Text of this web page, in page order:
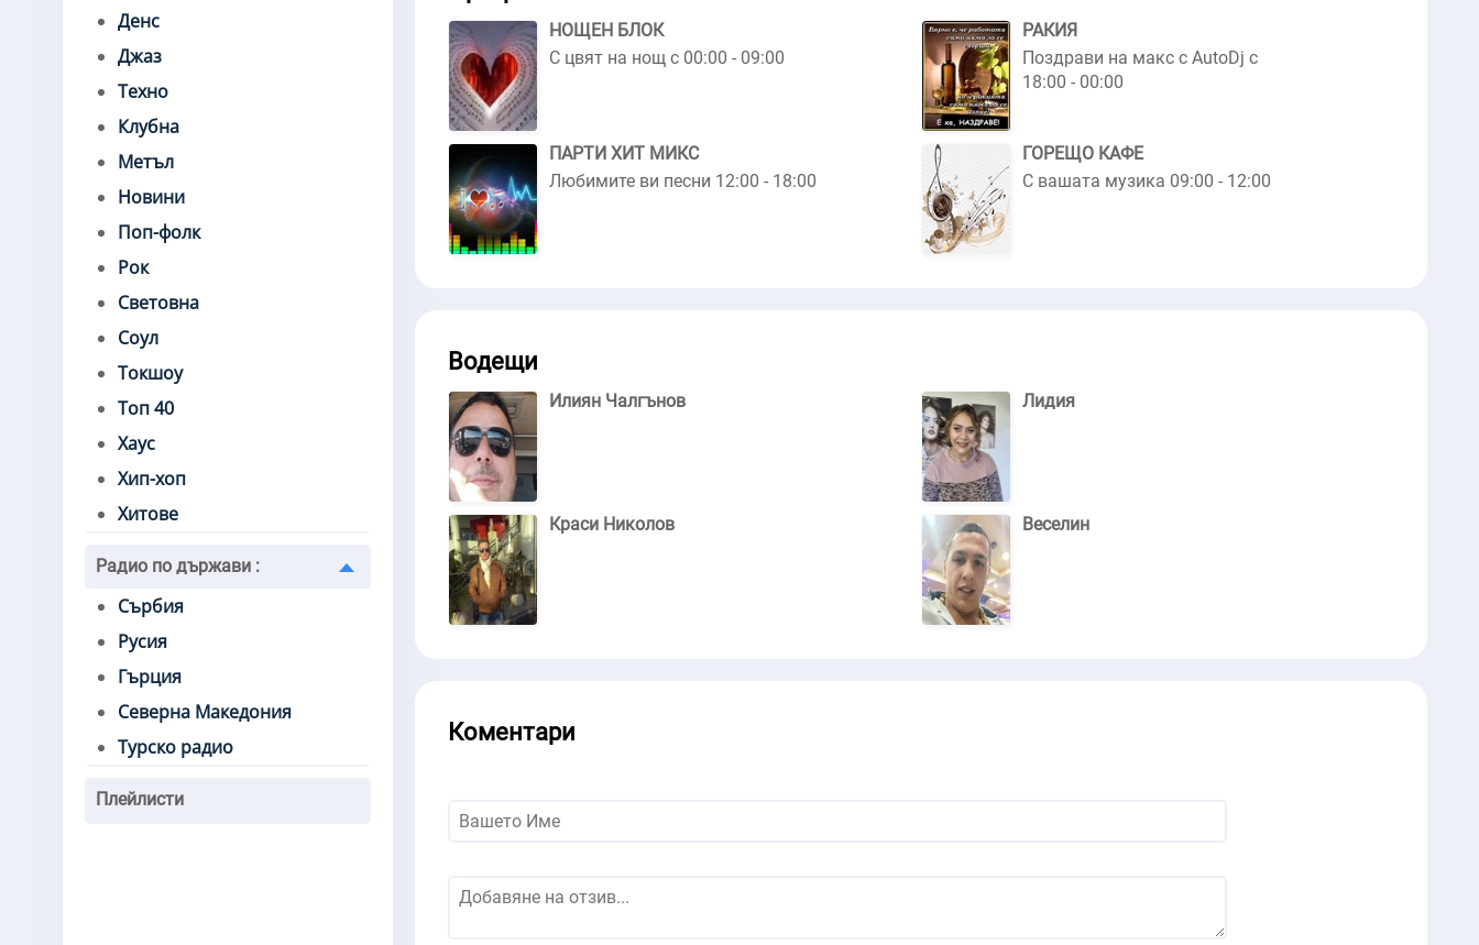
Денс
Джаз
Техно
Клубна
Метъл
Новини
Поп-фолк
Рок
Световна
Соул
Токшоу
Топ 40
Хаус
Хип-хоп
Хитове
Радио по държави :
Сърбия
Русия
Гърция
Северна Македония
Турско радио
Плейлисти
НОЩЕН БЛОК
С цвят на нощ с 00:00 - 09:00
РАКИЯ
Поздрави на макс с AutoDj с
18:00 - 00:00
ПАРТИ ХИТ МИКС
Любимите ви песни 12:00 - 18:00
ГОРЕЩО КАФЕ
С вашата музика 09:00 - 12:00
Водещи
Илиян Чалгънов Лидия
Краси Николов Веселин
Коментари